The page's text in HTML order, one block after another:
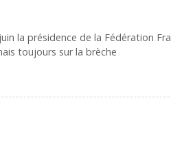
la présidence de la Fédération
toujours sur la brèche